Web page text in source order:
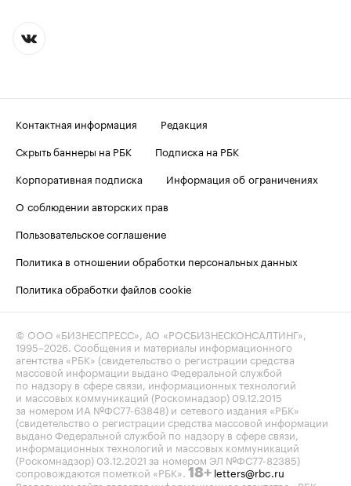
Контактная информация
Редакция
Скрыть баннеры на РБК
Подписка на РБК
Корпоративная подписка
Информация об ограничениях
О соблюдении авторских прав
Пользовательское соглашение
Политика в отношении обработки персональных данных
Политика обработки файлов cookie
© ООО «БИЗНЕСПРЕСС», АО «РОСБИЗНЕСКОНСАЛТИНГ»,
1995–2026. Сообщения и материалы информационного
агентства «РБК» (свидетельство о регистрации средства
массовой информации выдано Федеральной службой
по надзору в сфере связи, информационных технологий
и массовых коммуникаций (Роскомнадзор) 09.12.2015
за номером ИА №ФС77-63848) и сетевого издания «РБК»
(свидетельство о регистрации средства массовой информации
выдано Федеральной службой по надзору в сфере связи,
информационных технологий и массовых коммуникаций
(Роскомнадзор) 03.12.2021 за номером ЭЛ №ФС77-82385)
сопровождаются пометкой «РБК». 18+ letters@rbc.ru